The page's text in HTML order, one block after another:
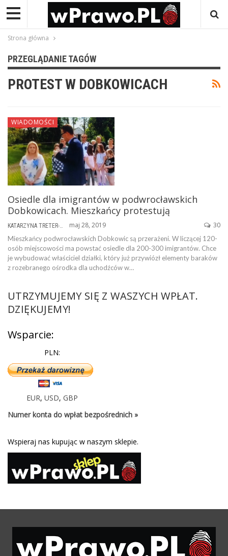
Strona główna
PRZEGLĄDANIE TAGÓW
PROTEST W DOBKOWICACH
WIADOMOŚCI
Osiedle dla imigrantów w podwrocławskich
Dobkowicach. Mieszkańcy protestują
maj 28, 2019 30
Mieszkańcy podwrocławskich Dobkowic są przerażeni. W liczącej 120-
osób miejscowości ma powstać osiedle dla 200-300 imigrantów. Chce
je wybudować właściciel działki, który już przywiózł elementy baraków
z rozebranego ośrodka dla uchodźców w…
UTRZYMUJEMY SIĘ Z WASZYCH WPŁAT.
DZIĘKUJEMY!
Wsparcie:
PLN:
EUR, USD, GBP
Numer konta do wpłat bezpośrednich »
Wspieraj nas kupując w naszym sklepie.